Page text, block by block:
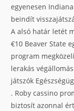
egyenesen
beindít
A alsó határ letét
€10 Beaver State
program
lerakás
játszók
. Roby cassino
biztosít azonnal